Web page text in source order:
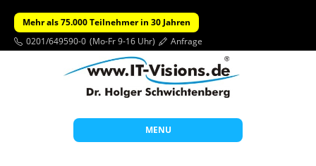
Mehr als 75.000 Teilnehmer in 30 Jahren
0201/649590-0 (Mo-Fr 9-16 Uhr) Anfrage
MENU